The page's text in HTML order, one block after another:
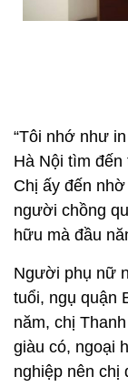
“Tôi nhớ như
Hà Nội tìm
Chị ấy đến
người chồng
hữu mà đầu
Người phụ nữ
tuổi, ngụ quận
năm, chị
giàu có, ngoại
nghiệp nên chị